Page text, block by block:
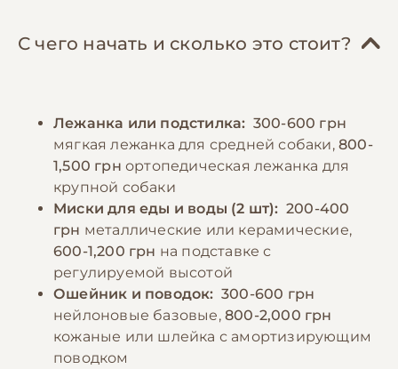
сухом месте для отдыха, защищенном от
является социализация и базовое обучение
командам, которое поможет сформировать
послушную и уравновешенную собаку.
🎁 −10% на зоотовары
По промокоду E-PET
Важно соблюдать режим кормления –
размера и активности собаки, избегая как
перекармливания, так и недокорма.
Необходимо обеспечить постоянный доступ
к свежей воде. Беспородным собакам также
можно давать витаминно-минеральные
добавки после консультации с
ветеринаром.
🎁 −10% на зоотовары
По промокоду E-PET
С чего начать и сколько это стоит?
Лежанка или подстилка: 300-600 грн
мягкая лежанка для средней собаки, 800-
1,500 грн ортопедическая лежанка для
крупной собаки
Миски для еды и воды (2 шт): 200-400
грн металлические или керамические,
600-1,200 грн на подставке с
регулируемой высотой
Ошейник и поводок: 300-600 грн
нейлоновые базовые, 800-2,000 грн
кожаные или шлейка с амортизирующим
поводком